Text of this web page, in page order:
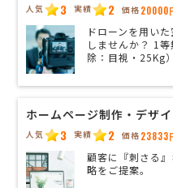
人気 3 実績 2 価格 20000
ドローンを用い
しませんか？ 1
除：目視・25Kg）
ホームページ制作・デザ
人気 3 実績 2 価格 23833
顧客に『刺さる
略をご提案。